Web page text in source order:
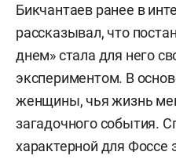
Бикчантаев ранее в
рассказывал, что
днем» стала для него
экспериментом. В
женщины, чья жизнь
загадочного события.
характерной для Фоссе